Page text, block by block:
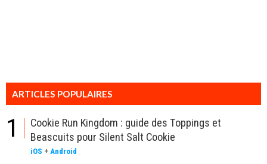
ARTICLES POPULAIRES
1
Cookie Run Kingdom : guide des Toppings et
Beascuits pour Silent Salt Cookie
iOS + Android